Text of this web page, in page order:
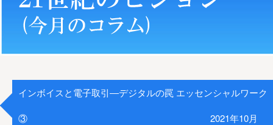
インボイスと電子取引―デジタルの罠 エッセンシャルワーク
③
2021年10月